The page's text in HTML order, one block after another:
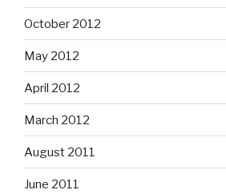
October 2012
May 2012
April 2012
March 2012
August 2011
June 2011